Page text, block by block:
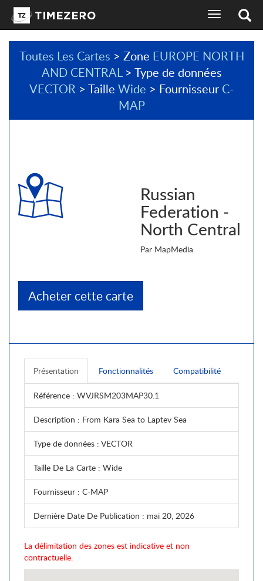
basculer
l'affichage
de
la
navigation
sélecteur
de
langues
Toutes Les Cartes > Zone EUROPE NORTH
AND CENTRAL> Type de données
VECTOR > Taille Wide > Fournisseur C-
MAP
Russian
Federation -
North Central
Par MapMedia
Acheter cette carte
Présentation Fonctionnalités Compatibilité
Référence : WVJRSM203MAP30.1
Description : From Kara Sea to Laptev Sea
Type de données : VECTOR
Taille De La Carte : Wide
Fournisseur : C-MAP
Dernière Date De Publication : mai 20, 2026
La délimitation des zones est indicative et non
contractuelle.